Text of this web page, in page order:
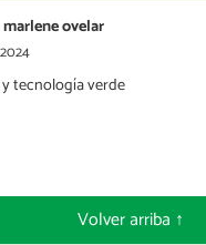
ovelar
tecnología verde
Volver arriba ↑